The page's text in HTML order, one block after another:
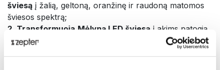
šviesą į žalią, geltoną, oranžinę ir raudoną matomos
šviesos spektrą;
2. Transformuoja Mėlyną LED šviesą į akims patogią
šviesą (veikia atpalaiduojamai)
Transformacijos metu UV ir didelės energijos mėlyna